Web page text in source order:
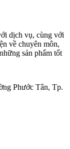
dịch vụ, cùng với
về chuyên môn,
sản phẩm tốt
Phước Tân, Tp.